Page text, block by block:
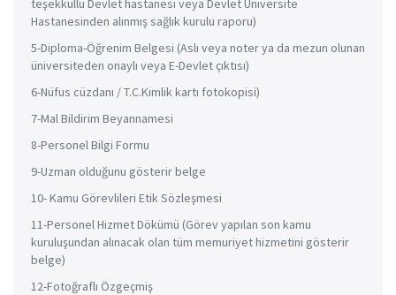
teşekküllü Devlet hastanesi veya Devlet Üniversite
Hastanesinden alınmış sağlık kurulu raporu)
5-Diploma-Öğrenim Belgesi (Aslı veya noter ya da mezun olunan
üniversiteden onaylı veya E-Devlet çıktısı)
6-Nüfus cüzdanı / T.C.Kimlik kartı fotokopisi)
7-Mal Bildirim Beyannamesi
8-Personel Bilgi Formu
9-Uzman olduğunu gösterir belge
10- Kamu Görevlileri Etik Sözleşmesi
11-Personel Hizmet Dökümü (Görev yapılan son kamu
kuruluşundan alınacak olan tüm memuriyet hizmetini gösterir
belge)
12-Fotoğraflı Özgeçmiş